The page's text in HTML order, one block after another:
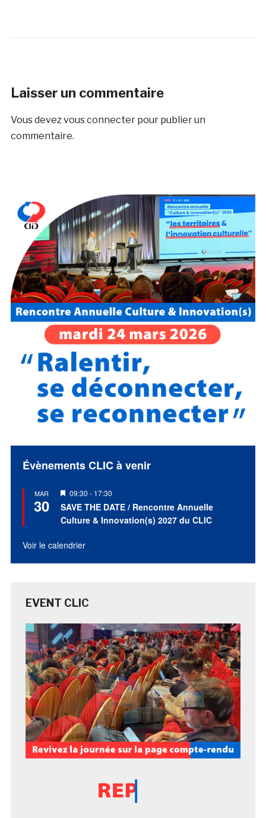
Laisser un commentaire
Vous devez vous connecterpour publier un
commentaire.
Évènements CLIC à venir
MAR
30
Mis
en
avant
09:30 - 17:30
SAVE THE DATE / Rencontre Annuelle
Culture & Innovation(s) 2027 du CLIC
Voir le calendrier
EVENT CLIC